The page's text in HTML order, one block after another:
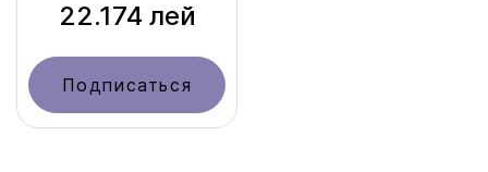
22.174 лей
Подписаться